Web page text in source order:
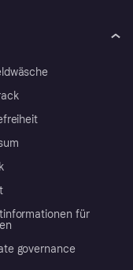
für
governance